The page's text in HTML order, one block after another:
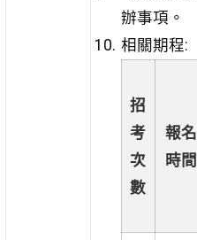
辦事項。
相關期程:
招
考
次
數
報名
時間